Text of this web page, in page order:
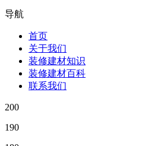
导航
首页
关于我们
装修建材知识
装修建材百科
联系我们
200
190